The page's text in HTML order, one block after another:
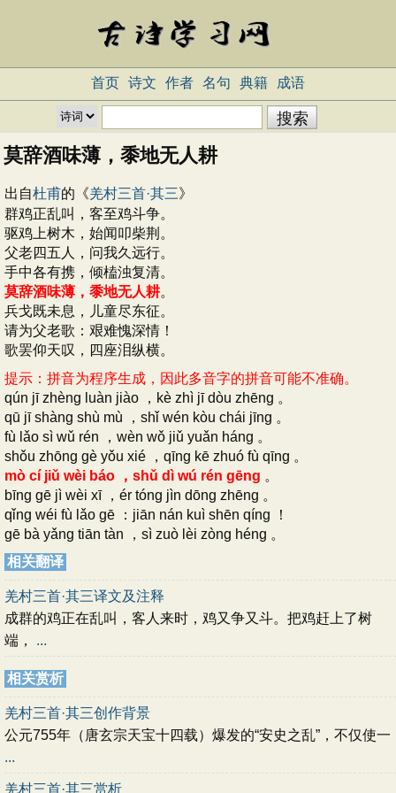
首页 诗文 作者 名句 典籍 成语
莫辞酒味薄，黍地无人耕
出自杜甫的《羌村三首·其三》
群鸡正乱叫，客至鸡斗争。
驱鸡上树木，始闻叩柴荆。
父老四五人，问我久远行。
手中各有携，倾榼浊复清。
莫辞酒味薄，黍地无人耕。
兵戈既未息，儿童尽东征。
请为父老歌：艰难愧深情！
歌罢仰天叹，四座泪纵横。
提示：拼音为程序生成，因此多音字的拼音可能不准确。
qún jī zhèng luàn jiào ，kè zhì jī dòu zhēng 。
qū jī shàng shù mù ，shǐ wén kòu chái jīng 。
fù lǎo sì wǔ rén ，wèn wǒ jiǔ yuǎn háng 。
shǒu zhōng gè yǒu xié ，qīng kē zhuó fù qīng 。
mò cí jiǔ wèi báo ，shǔ dì wú rén gēng 。
bīng gē jì wèi xī ，ér tóng jìn dōng zhēng 。
qǐng wéi fù lǎo gē ：jiān nán kuì shēn qíng ！
gē bà yǎng tiān tàn ，sì zuò lèi zòng héng 。
相关翻译
羌村三首·其三译文及注释
成群的鸡正在乱叫，客人来时，鸡又争又斗。把鸡赶上了树
端， ...
相关赏析
羌村三首·其三创作背景
公元755年（唐玄宗天宝十四载）爆发的“安史之乱”，不仅使一
...
羌村三首·其三赏析